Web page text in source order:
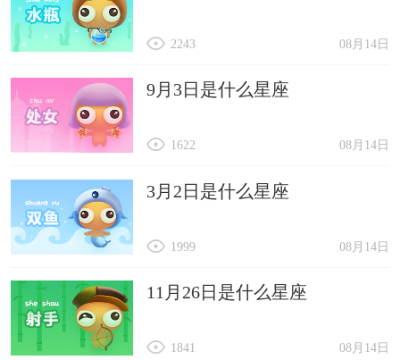
08月14日
2243
9月3日是什么星座
08月14日
1622
3月2日是什么星座
08月14日
1999
11月26日是什么星座
08月14日
1841